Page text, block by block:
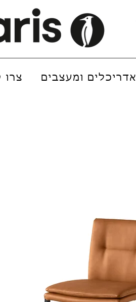
אדריכלים ומעצבים צרו